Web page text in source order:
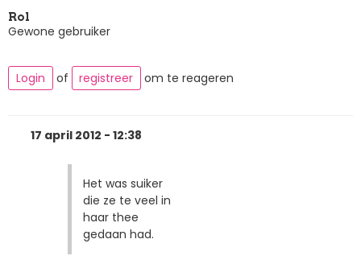
Rol
Gewone gebruiker
Login of registreer om te reageren
17 april 2012 - 12:38
Het was suiker
die ze te veel in
haar thee
gedaan had.